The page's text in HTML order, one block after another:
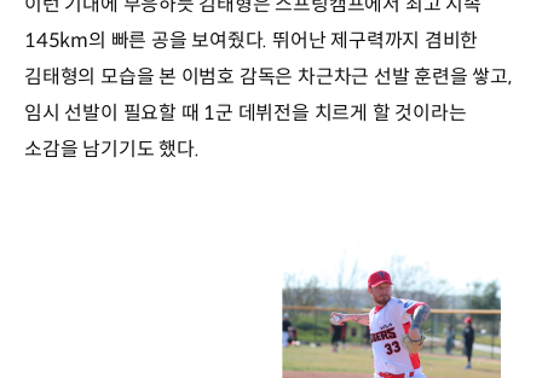
145km의 빠른 공을 보여줬다. 뛰어난 제구력까지 겸비한
김태형의 모습을 본 이범호 감독은 차근차근 선발 훈련을 쌓고,
임시 선발이 필요할 때 1군 데뷔전을 치르게 할 것이라는
소감을 남기기도 했다.